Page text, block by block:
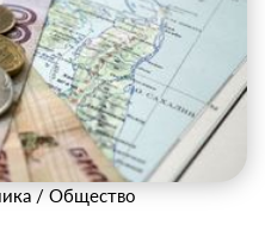
/ Общество